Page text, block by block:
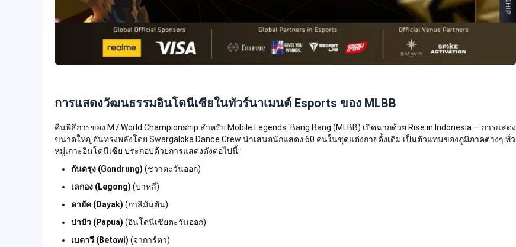
การแสดงวัฒนธรรมอินโดนีเซียในทัวร์นาเมนต์ Esports ของ MLBB
คืนพิธีการของ M7 World Championship สำหรับ Mobile Legends: Bang Bang (MLBB) เปิดฉากด้วย Rise in Indonesia — การแสดง
ขนาดใหญ่อันทรงพลังโดย Swargaloka Dance Crew นำเสนอนักแสดง 60 คนในชุดแต่งกายดั้งเดิม เป็นตัวแทนของภูมิภาคต่างๆ ทั่ว
หมู่เกาะอินโดนีเซีย ประกอบด้วยการแสดงดังต่อไปนี้:
กันดรุง (Gandrung) (ชวาตะวันออก)
เลกอง (Legong) (บาหลี)
ดายัค (Dayak) (กาลีมันตัน)
ปาปัว (Papua) (อินโดนีเซียตะวันออก)
เบตาวี (Betawi) (จาการ์ตา)